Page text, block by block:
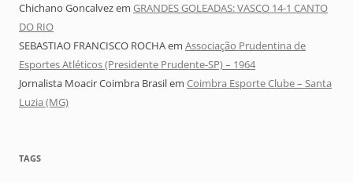
Chichano Goncalvezem GRANDES GOLEADAS: VASCO 14-1 CANTO
DO RIO
SEBASTIAO FRANCISCO ROCHAem Associação Prudentina de
Esportes Atléticos (Presidente Prudente-SP) – 1964
Jornalista Moacir Coimbra Brasilem Coimbra Esporte Clube – Santa
Luzia (MG)
TAGS